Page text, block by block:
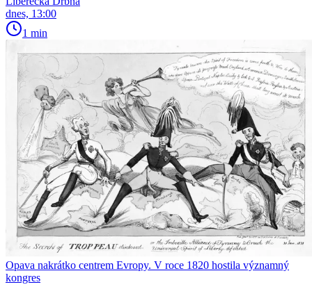
dnes, 13:00
1 min
Opava nakrátko centrem Evropy. V roce 1820 hostila významný
kongres